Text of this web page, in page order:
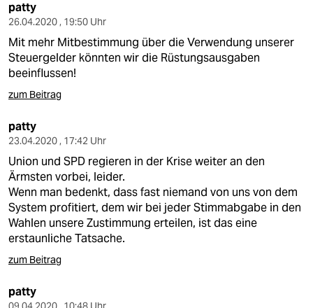
patty
26.04.2020 , 19:50 Uhr
Mit mehr Mitbestimmung über die Verwendung unserer
Steuergelder könnten wir die Rüstungsausgaben
beeinflussen!
zum Beitrag
patty
23.04.2020 , 17:42 Uhr
Union und SPD regieren in der Krise weiter an den
Ärmsten vorbei, leider.
Wenn man bedenkt, dass fast niemand von uns von dem
System profitiert, dem wir bei jeder Stimmabgabe in den
Wahlen unsere Zustimmung erteilen, ist das eine
erstaunliche Tatsache.
zum Beitrag
patty